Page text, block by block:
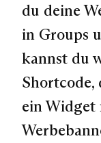
du deine
in Groups
kannst du
ein Widget